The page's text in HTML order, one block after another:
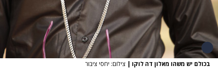
בכולם יש משהו מאלון דה לוקו | צילום: יחסי ציבור